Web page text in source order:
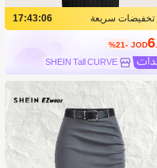
تخفيضات سريعة 17:43:05
JOD6
%21-
SHEIN Tall CURVE